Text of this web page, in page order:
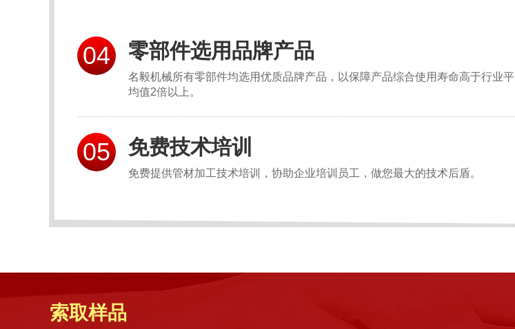
04 零部件选用品牌产品
名毅机械所有零部件均选用优质品牌产品，以保障产品综合使用寿命高于行业平
均值2倍以上。
05 免费技术培训
免费提供管材加工技术培训，协助企业培训员工，做您最大的技术后盾。
索取样品